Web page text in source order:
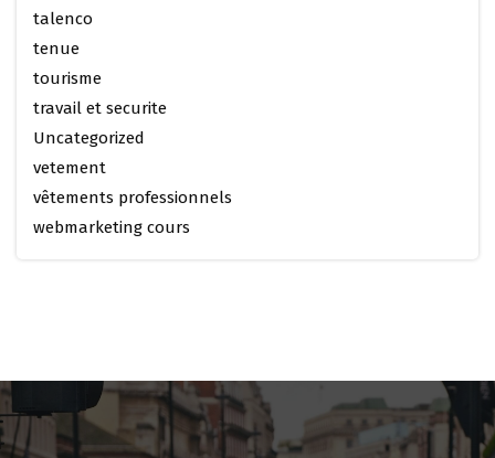
talenco
tenue
tourisme
travail et securite
Uncategorized
vetement
vêtements professionnels
webmarketing cours